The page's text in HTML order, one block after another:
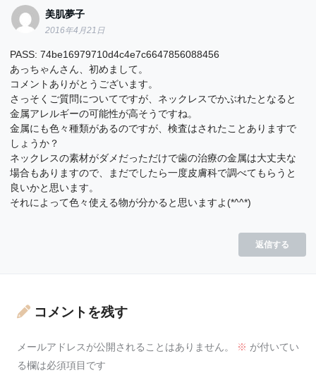
美肌夢子
2016年4月21日
PASS: 74be16979710d4c4e7c6647856088456
あっちゃんさん、初めまして。
コメントありがとうございます。
さっそくご質問についてですが、ネックレスでかぶれたとなると
金属アレルギーの可能性が高そうですね。
金属にも色々種類があるのですが、検査はされたことありますで
しょうか？
ネックレスの素材がダメだっただけで歯の治療の金属は大丈夫な
場合もありますので、まだでしたら一度皮膚科で調べてもらうと
良いかと思います。
それによって色々使える物が分かると思いますよ(*^^*)
返信する
コメントを残す
メールアドレスが公開されることはありません。 ※ が付いてい
る欄は必須項目です